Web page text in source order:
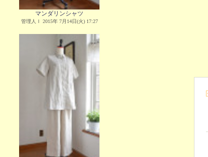
マンダリンシャツ
管理人Ｉ 2015年 7月14日(火) 17:27